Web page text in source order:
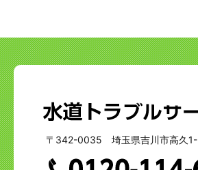
〒342-0035 埼玉県吉川市高久